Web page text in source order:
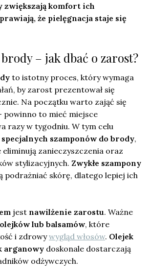
zwiększają komfort ich
że pielęgnacja staje się
– jak dbać o zarost?
to istotny proces, który wymaga
by zarost prezentował się
Na początku warto zająć się
powinno to mieć miejsce
razy w tygodniu. W tym celu
specjalnych szamponów do brody,
zanieczyszczenia oraz
stylizacyjnych. Zwykłe szampony
podrażniać skórę, dlatego lepiej ich
jest nawilżenie zarostu. Ważne
olejków lub balsamów, które
i zdrowywygląd włosów. Olejek
arganowy doskonale dostarczają
odżywczych.